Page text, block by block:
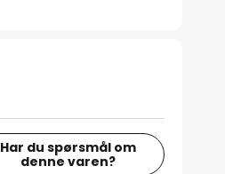
Har du spørsmål om
denne varen?